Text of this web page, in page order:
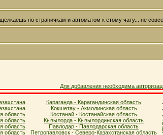
Для добавления необходима
область
область
область
область
Караганда - Карагандинская область
Кокшетау - Акмолинская область
Костанай - Костанайская область
Кызылорда - Кызылординская область
Павлодар - Павлодарская область
Петропавловск - Северо-Казахстанская область